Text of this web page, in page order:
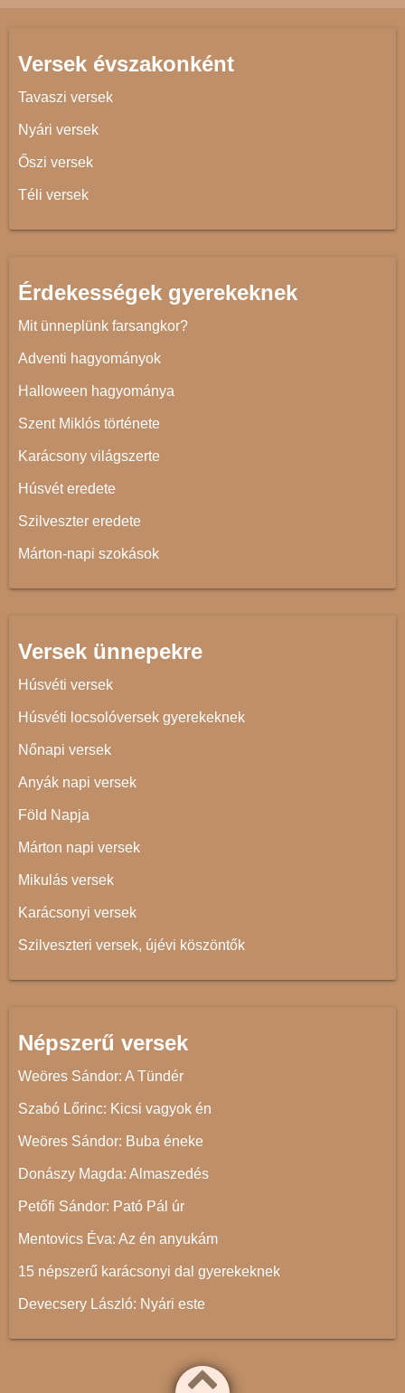
Versek évszakonként
Tavaszi versek
Nyári versek
Őszi versek
Téli versek
Érdekességek gyerekeknek
Mit ünneplünk farsangkor?
Adventi hagyományok
Halloween hagyománya
Szent Miklós története
Karácsony világszerte
Húsvét eredete
Szilveszter eredete
Márton-napi szokások
Versek ünnepekre
Húsvéti versek
Húsvéti locsolóversek gyerekeknek
Nőnapi versek
Anyák napi versek
Föld Napja
Márton napi versek
Mikulás versek
Karácsonyi versek
Szilveszteri versek, újévi köszöntők
Népszerű versek
Weöres Sándor: A Tündér
Szabó Lőrinc: Kicsi vagyok én
Weöres Sándor: Buba éneke
Donászy Magda: Almaszedés
Petőfi Sándor: Pató Pál úr
Mentovics Éva: Az én anyukám
15 népszerű karácsonyi dal gyerekeknek
Devecsery László: Nyári este